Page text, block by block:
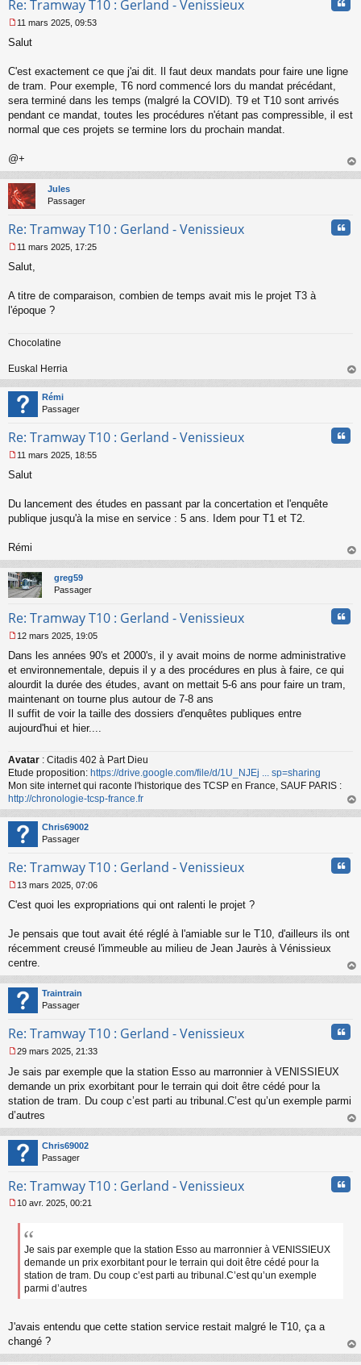
n
u
Re: Tramway T10 : Gerland - Venissieux
e
s
g
e
n
o
u
11 mars 2025, 09:53
Salut
C'est exactement ce que j'ai dit. Il faut deux mandats pour faire une ligne
de tram. Pour exemple, T6 nord commencé lors du mandat précédant,
sera terminé dans les temps (malgré la COVID). T9 et T10 sont arrivés
pendant ce mandat, toutes les procédures n'étant pas compressible, il est
normal que ces projets se termine lors du prochain mandat.
@+
au
Jules
Passager
Re: Tramway T10 : Gerland - Venissieux
e
s
g
n
n
u
11 mars 2025, 17:25
Salut,
A titre de comparaison, combien de temps avait mis le projet T3 à
l'époque ?
Chocolatine
Euskal Herria
au
Rémi
Passager
Re: Tramway T10 : Gerland - Venissieux
e
s
a
g
n
o
n
l
u
11 mars 2025, 18:55
Salut
Du lancement des études en passant par la concertation et l'enquête
publique jusqu'à la mise en service : 5 ans. Idem pour T1 et T2.
Rémi
au
greg59
Passager
Re: Tramway T10 : Gerland - Venissieux
e
s
s
g
e
n
l
u
12 mars 2025, 19:05
Dans les années 90's et 2000's, il y avait moins de norme administrative
et environnementale, depuis il y a des procédures en plus à faire, ce qui
alourdit la durée des études, avant on mettait 5-6 ans pour faire un tram,
maintenant on tourne plus autour de 7-8 ans
Il suffit de voir la taille des dossiers d'enquêtes publiques entre
aujourd'hui et hier....
Avatar : Citadis 402 à Part Dieu
Etude proposition: https://drive.google.com/file/d/1U_NJEj ... sp=sharing
Mon site internet qui raconte l'historique des TCSP en France, SAUF PARIS :
http://chronologie-tcsp-france.fr
au
Chris69002
Passager
Re: Tramway T10 : Gerland - Venissieux
e
s
g
e
n
o
n
l
13 mars 2025, 07:06
C'est quoi les expropriations qui ont ralenti le projet ?
Je pensais que tout avait été réglé à l'amiable sur le T10, d'ailleurs ils ont
récemment creusé l'immeuble au milieu de Jean Jaurès à Vénissieux
centre.
au
Traintrain
Passager
Re: Tramway T10 : Gerland - Venissieux
e
s
g
n
o
u
29 mars 2025, 21:33
Je sais par exemple que la station Esso au marronnier à VENISSIEUX
demande un prix exorbitant pour le terrain qui doit être cédé pour la
station de tram. Du coup c’est parti au tribunal.C’est qu’un exemple parmi
d’autres
au
Chris69002
Passager
Re: Tramway T10 : Gerland - Venissieux
e
l
u
10 avr. 2025, 00:21
Je sais par exemple que la station Esso au marronnier à VENISSIEUX
demande un prix exorbitant pour le terrain qui doit être cédé pour la
station de tram. Du coup c’est parti au tribunal.C’est qu’un exemple
parmi d’autres
J'avais entendu que cette station service restait malgré le T10, ça a
changé ?
au